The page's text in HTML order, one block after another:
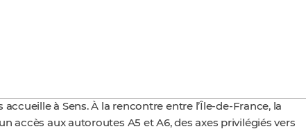
accueille à Sens. À la rencontre entre l’Île-de-France, la
accès aux autoroutes A5 et A6, des axes privilégiés vers